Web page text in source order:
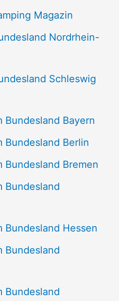
Magazin
Nordrhein-
Schleswig
Bundesland Bayern
Bundesland Berlin
Bundesland Bremen
Bundesland
Bundesland Hessen
Bundesland
Bundesland